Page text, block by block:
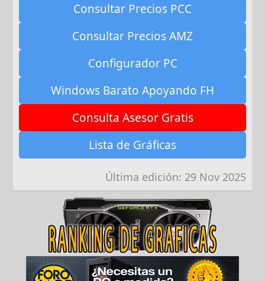
Consultar Precios PCC
Consultar Precios AMZ
Configurador PC
Windows Barato Apoyando FH
Consulta Asesor Gratis
Lista de Gráficas
Última edición: 29 Nov 2025